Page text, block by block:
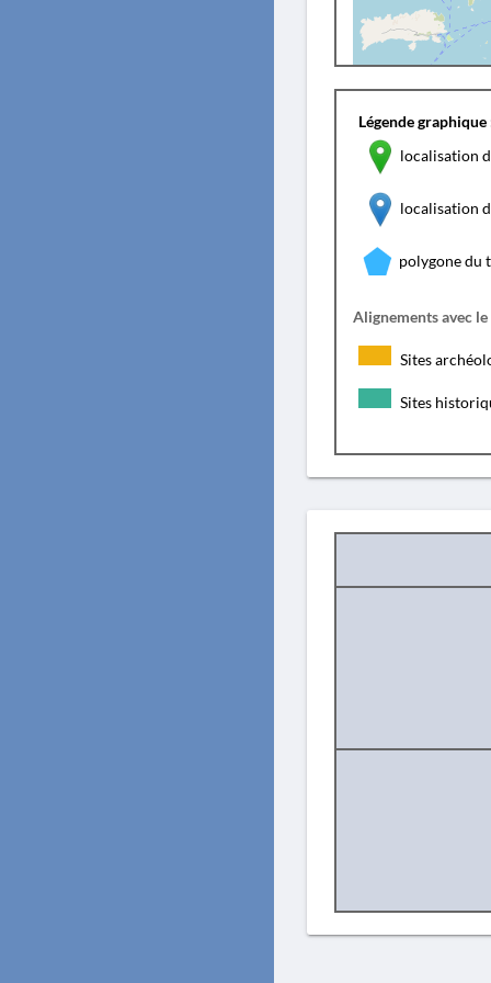
Légende graphique
localisation
localisation
polygone du
Alignements avec
Sites
Sites